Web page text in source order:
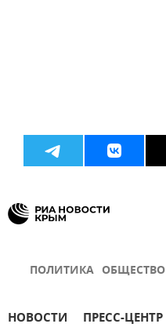
ПОЛИТИКА ОБЩЕСТВО
НОВОСТИ ПРЕСС-ЦЕНТР